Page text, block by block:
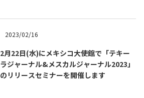
2023/02/16
2月22日(水)にメキシコ大使館で「テキー
ラジャーナル&メスカルジャーナル2023」
のリリースセミナーを開催します